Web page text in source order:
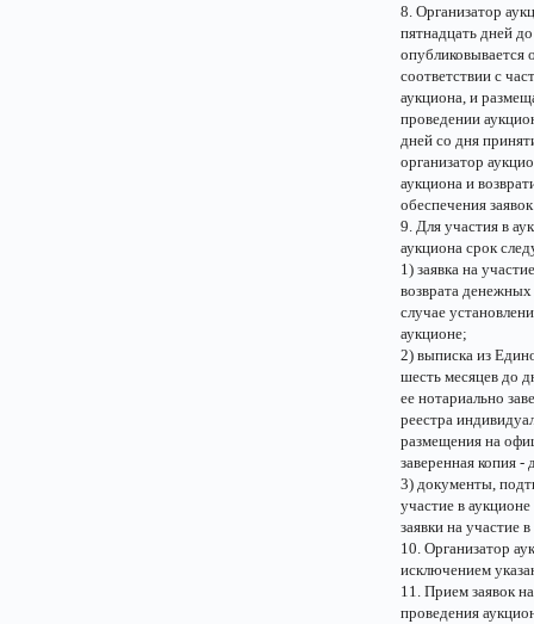
8. Организатор
пятнадцать дней
опубликовывается
соответствии с
аукциона, и
проведении
дней со дня
организатор
аукциона и
обеспечения
9. Для участия в
аукциона срок
1) заявка на
возврата денежных
случае
аукционе;
2) выписка из
шесть месяцев до
ее нотариально
реестра
размещения на
заверенная копия
3) документы,
участие в
заявки на участие
10. Организатор
исключением
11. Прием заявок
проведения